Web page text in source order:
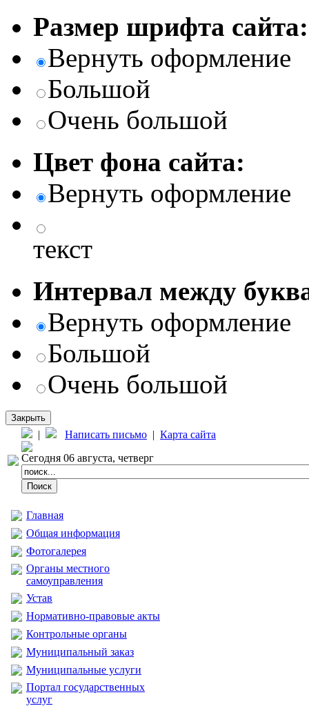
Размер шрифта сайта:
Вернуть оформление
Большой
Очень большой
Цвет фона сайта:
Вернуть оформление
текст
Интервал между
Вернуть оформление
Большой
Очень большой
Закрыть
| Написать письмо | Карта сайта
Сегодня 06 августа, четверг
Главная
Общая информация
Фотогалерея
Органы местного
самоуправления
Устав
Нормативно-правовые акты
Контрольные органы
Муниципальный заказ
Муниципальные услуги
Портал государственных
услуг